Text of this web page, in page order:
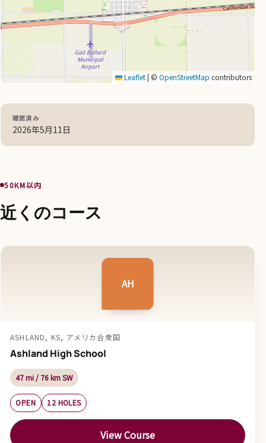
Leaflet ©OpenStreetMap contributors
確認済み
2026年5月11日
50KM以内
近くのコース
AH
ASHLAND, KS, アメリカ合衆国
Ashland High School
47 mi / 76 km SW
OPEN 12 HOLES
View Course